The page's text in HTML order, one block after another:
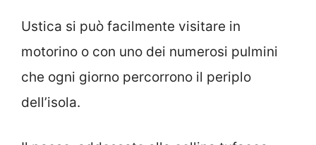
Ustica si può facilmente visitare in
motorino o con uno dei numerosi pulmini
che ogni giorno percorrono il periplo
dell’isola.